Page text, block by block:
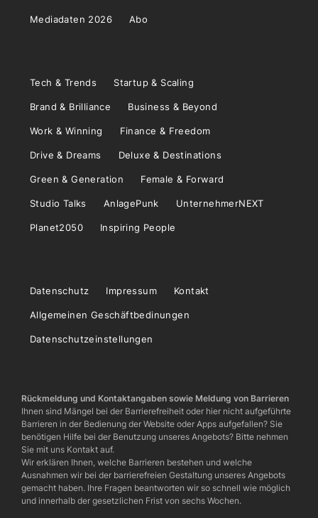
Mediadaten 2026 Abo
Tech & Trends Startup & Scaling
Brand & Brilliance Business & Beyond
Work & Winning Finance & Freedom
Drive & Dreams Deluxe & Destinations
Green & Generation Female & Forward
Studio Talks AnlagePunk UnternehmerNEXT
Planet2050 Inspiring People
Datenschutz Impressum Kontakt
Allgemeinen Geschäftbedinungen
Datenschutzeinstellungen
Rückmeldung und Kontaktangaben sowie Meldung von Barrieren
Ihnen sind Mängel bei der Barrierefreiheit oder hier nicht aufgeführte
Barrieren in der Bedienung der Website oder Apps aufgefallen? Sie
benötigen Hilfe bei der Benutzung unseres Angebots? Bitte nehmen
Sie mit uns Kontakt auf.
Wir erklären Ihnen, welche Barrieren bestehen und welche
Ausnahmen wir bei der barrierefreien Gestaltung unseres Angebots
gemacht haben. Ihre Fragen beantworten wir so schnell wie möglich
und innerhalb der gesetzlichen Frist von sechs Wochen.